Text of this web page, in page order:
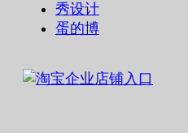
秀设计
蛋的博